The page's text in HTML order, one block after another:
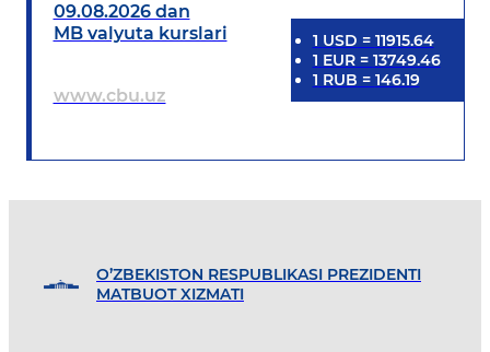
09.08.2026 dan
MB valyuta kurslari
www.cbu.uz
1 USD = 11915.64
1 EUR= 13749.46
1 RUB = 146.19
O’ZBEKISTON RESPUBLIKASI PREZIDENTI
MATBUOT XIZMATI